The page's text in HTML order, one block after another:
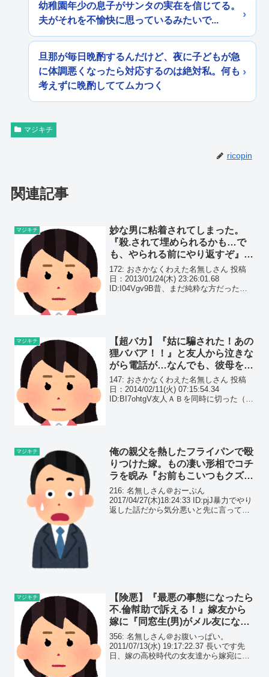
幼稚園年少の息子がサンタの実在を信じてる。
夫がそれを不愉快に思っているみたいで...
旦那が毎日晩酌するんだけど、夜に子どもが急
に体調悪くなったら対応するのは絶対私。何も
考えずに晩酌しててムカつく
マジキチ
ricopin
関連記事
マジキチ
妙な男に粘着されてしまった。
『殺.されて埋められるかも…で
も、やられる前にやり返すぞ』
と、私は割れ易いシャンパングラ
スを握り締めた。
172: おさかなくわえた名無しさん 投稿
日：2013/01/24(木) 23:26:01.68
ID:I04Vgv9B昔、まだ純粋な方だった頃
マジキチ
【超バカ】『姑に騙された！あの
狸ババア！！』と友人から泣きな
がら電話が…なんでも、彼母を家
政婦と勘違いし、暴言を吐いたよ
うで…
147: おさかなくわえた名無しさん 投稿
日：2014/02/11(火) 07:15:54.34
ID:BI7ohtgV友人ＡＢを同時に切った（二
マジキチ
俺の親父を熱したフライパンで殴
りつけた嫁。もの凄い形相でコチ
ラを睨み『お前もこいつもクズ
だ！』と吐き捨てて…
216: 名無しさん＠おーぷん
2017/04/27(木)18:24:33 ID:pjJ暴力でやり
返した話だから気分悪いと先に言ってお
マジキチ
【険悪】『最悪の事態になったら
不.倫幇助で訴える！』嫁友から
嫁に『同窓生(男)がメル友になり
たがっている』と連絡があり…
356: 名無しさん＠お腹いっぱい。
2011/07/13(水) 19:17:22.37 長いです先
日、嫁の高校時代の女友達から嫁宛にメ